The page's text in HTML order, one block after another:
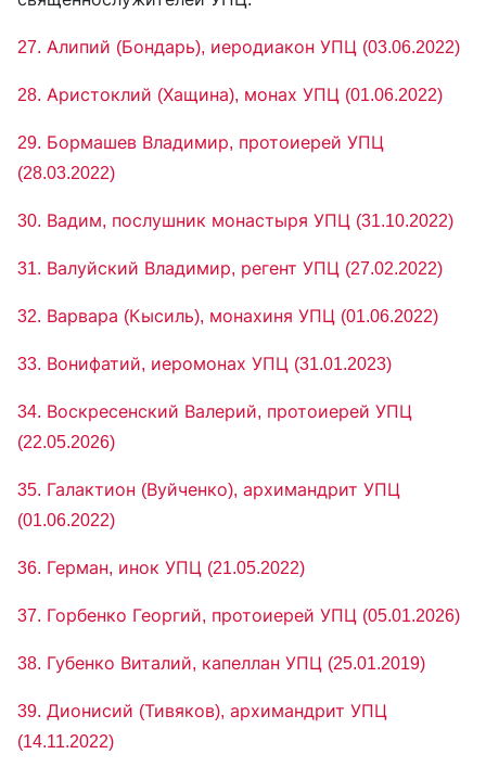
27. Алипий (Бондарь), иеродиакон УПЦ (03.06.2022)
28. Аристоклий (Хащина), монах УПЦ (01.06.2022)
29. Бормашев Владимир, протоиерей УПЦ
(28.03.2022)
30. Вадим, послушник монастыря УПЦ (31.10.2022)
31. Валуйский Владимир, регент УПЦ (27.02.2022)
32. Варвара (Кысиль), монахиня УПЦ (01.06.2022)
33. Вонифатий, иеромонах УПЦ (31.01.2023)
34. Воскресенский Валерий, протоиерей УПЦ
(22.05.2026)
35. Галактион (Вуйченко), архимандрит УПЦ
(01.06.2022)
36. Герман, инок УПЦ (21.05.2022)
37. Горбенко Георгий, протоиерей УПЦ (05.01.2026)
38. Губенко Виталий, капеллан УПЦ (25.01.2019)
39. Дионисий (Тивяков), архимандрит УПЦ
(14.11.2022)